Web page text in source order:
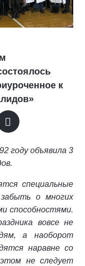
к
году объявила 3
специальные
о многих
способностями.
вовсе не
а наоборот
наравне со
не следует